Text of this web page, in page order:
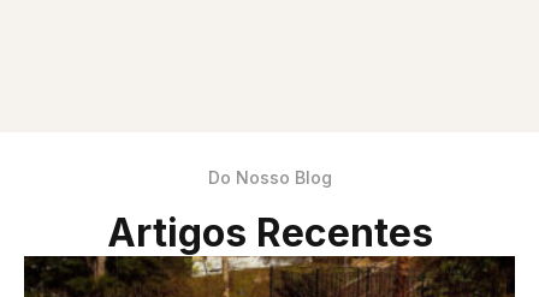
Do Nosso Blog
Artigos Recentes